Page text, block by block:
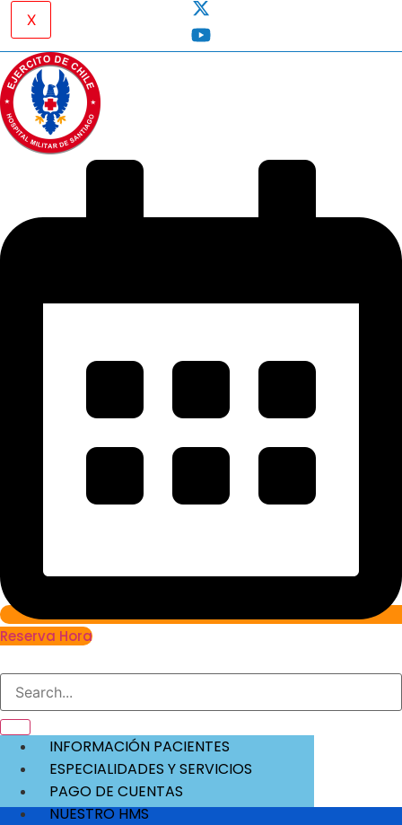
X
Reserva Hora
INFORMACIÓN PACIENTES
ESPECIALIDADES Y SERVICIOS
PAGO DE CUENTAS
NUESTRO HMS